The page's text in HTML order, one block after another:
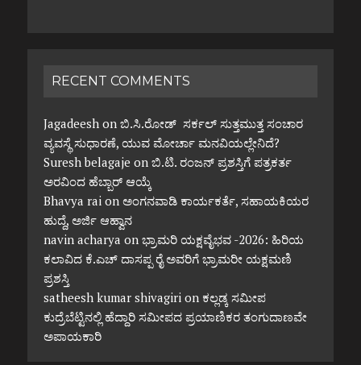
RECENT COMMENTS
Jagadeeshon ಬಿ.ಸಿ.ರೋಡ್ ಸರ್ಕಲ್ ಸುತ್ತಮುತ್ತ ಸಂಚಾರ
ವ್ಯವಸ್ಥೆ ಸುಧಾರಣೆ, ಯುವ ಮೋರ್ಚಾ ಮನವಿಯಲ್ಲೇನಿದೆ?
Suresh belagaje on ಬಿ.ಟಿ. ರಂಜನ್ ಪ್ರಶಸ್ತಿಗೆ ಪತ್ರಕರ್ತ
ಅರವಿಂದ ಹೆಬ್ಬಾರ್ ಆಯ್ಕೆ
Bhavya raion ಅಂಗನವಾಡಿ ಕಾರ್ಯಕರ್ತೆ, ಸಹಾಯಕಿಯರ
ಹುದ್ದೆ, ಅರ್ಜಿ ಆಹ್ವಾನ
navin acharya on ಭ್ರಾಮರಿ ಯಕ್ಷವೈಭವ -2026: ಹಿರಿಯ
ಕಲಾವಿದ ಕೆ.ಎಚ್ ದಾಸಪ್ಪ ರೈ ಅವರಿಗೆ ಭ್ರಾಮರೀ ಯಕ್ಷಮಣಿ
ಪ್ರಶಸ್ತಿ
satheesh kumar shivagirion ಕಲ್ಲಡ್ಕ ಸಮೀಪ
ಕುದ್ರೆಬೆಟ್ಟಿನಲ್ಲಿ ಹೆದ್ದಾರಿ ಸಮೀಪದ ಪ್ರಯಾಣಿಕರ ತಂಗುದಾಣವೇ
ಅಪಾಯಕಾರಿ